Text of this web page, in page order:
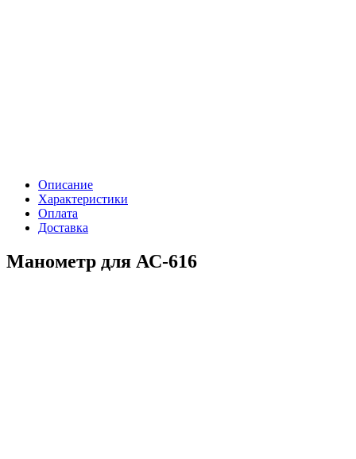
Описание
Характеристики
Оплата
Доставка
Манометр для АС-616